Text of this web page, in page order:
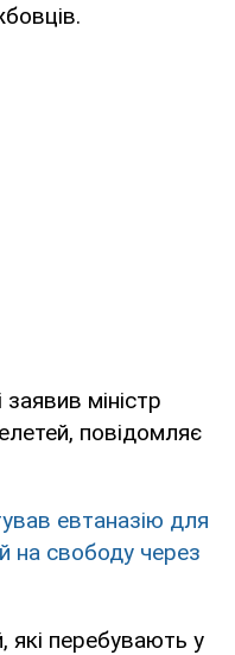
міністр
повідомляє
евтаназію для
на свободу через
перебувають у